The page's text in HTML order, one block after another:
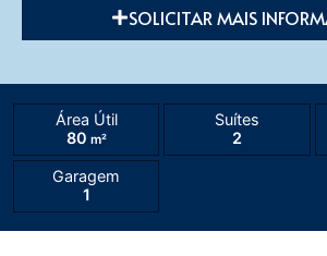
SOLICITAR MAIS
Área Útil
80 m²
Suítes
2
Garagem
1